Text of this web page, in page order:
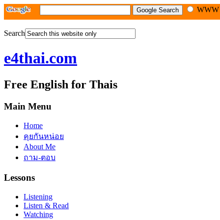
WWW
Search
e4thai.com
Free English for Thais
Main Menu
Home
คุยกันหน่อย
About Me
ถาม-ตอบ
Lessons
Listening
Listen & Read
Watching